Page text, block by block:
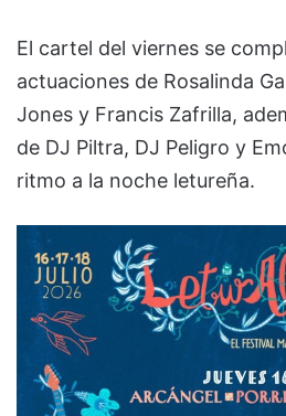
El cartel del viernes se
actuaciones de Rosalinda
Jones y Francis Zafrilla,
de DJ Piltra, DJ Peligro y
ritmo a la noche letureña.